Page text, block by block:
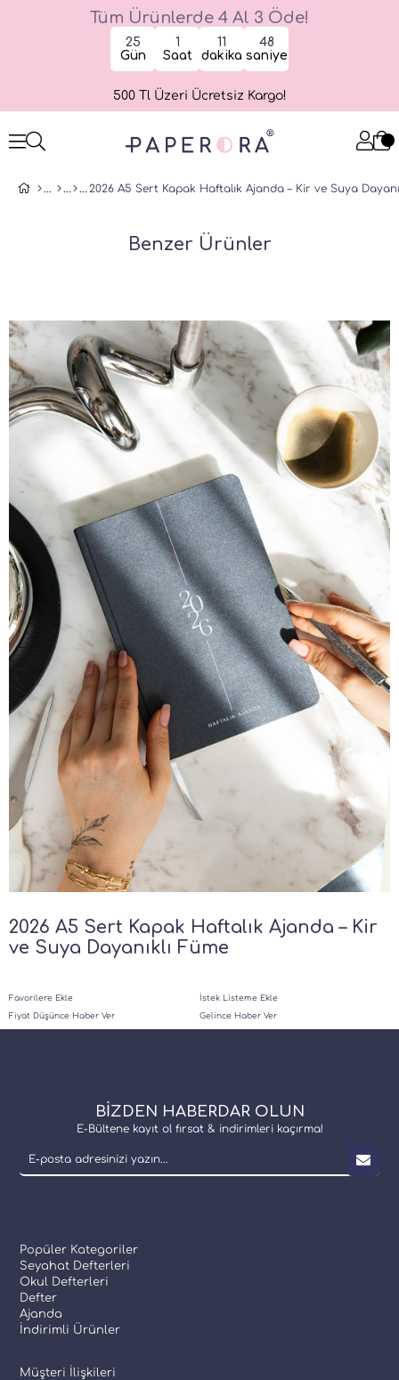
Tüm Ürünlerde 4 Al 3 Öde!
25
Gün
1
Saat
11
dakika
47
saniye
500 Tl Üzeri Ücretsiz Kargo!
2026 A5 Sert Kapak Haftalık Ajanda – Kir ve Suya
Benzer Ürünler
2026 A5 Sert Kapak Haftalık Ajanda – Kir
ve Suya Dayanıklı Füme
Favorilere Ekle
İstek Listeme Ekle
Fiyat Düşünce Haber Ver
Gelince Haber Ver
BİZDEN HABERDAR OLUN
E-Bültene kayıt ol fırsat & indirimleri kaçırma!
Popüler Kategoriler
Seyahat Defterleri
Okul Defterleri
Defter
Ajanda
İndirimli Ürünler
Müşteri İlişkileri